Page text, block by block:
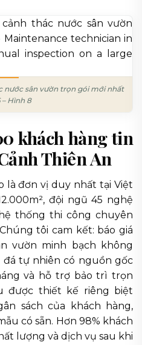
nước sân vườn trọn gói mới nhất
– Hình 8
khách hàng tin
Thiên An
là đơn vị duy nhất tại Việt
đội ngũ 45 nghệ
thống thi công chuyên
tôi cam kết: báo giá
vườn minh bạch không
đá tự nhiên có nguồn gốc
và hỗ trợ bảo trì trọn
được thiết kế riêng biệt
sách của khách hàng,
có sẵn. Hơn 98% khách
lượng và dịch vụ sau khi